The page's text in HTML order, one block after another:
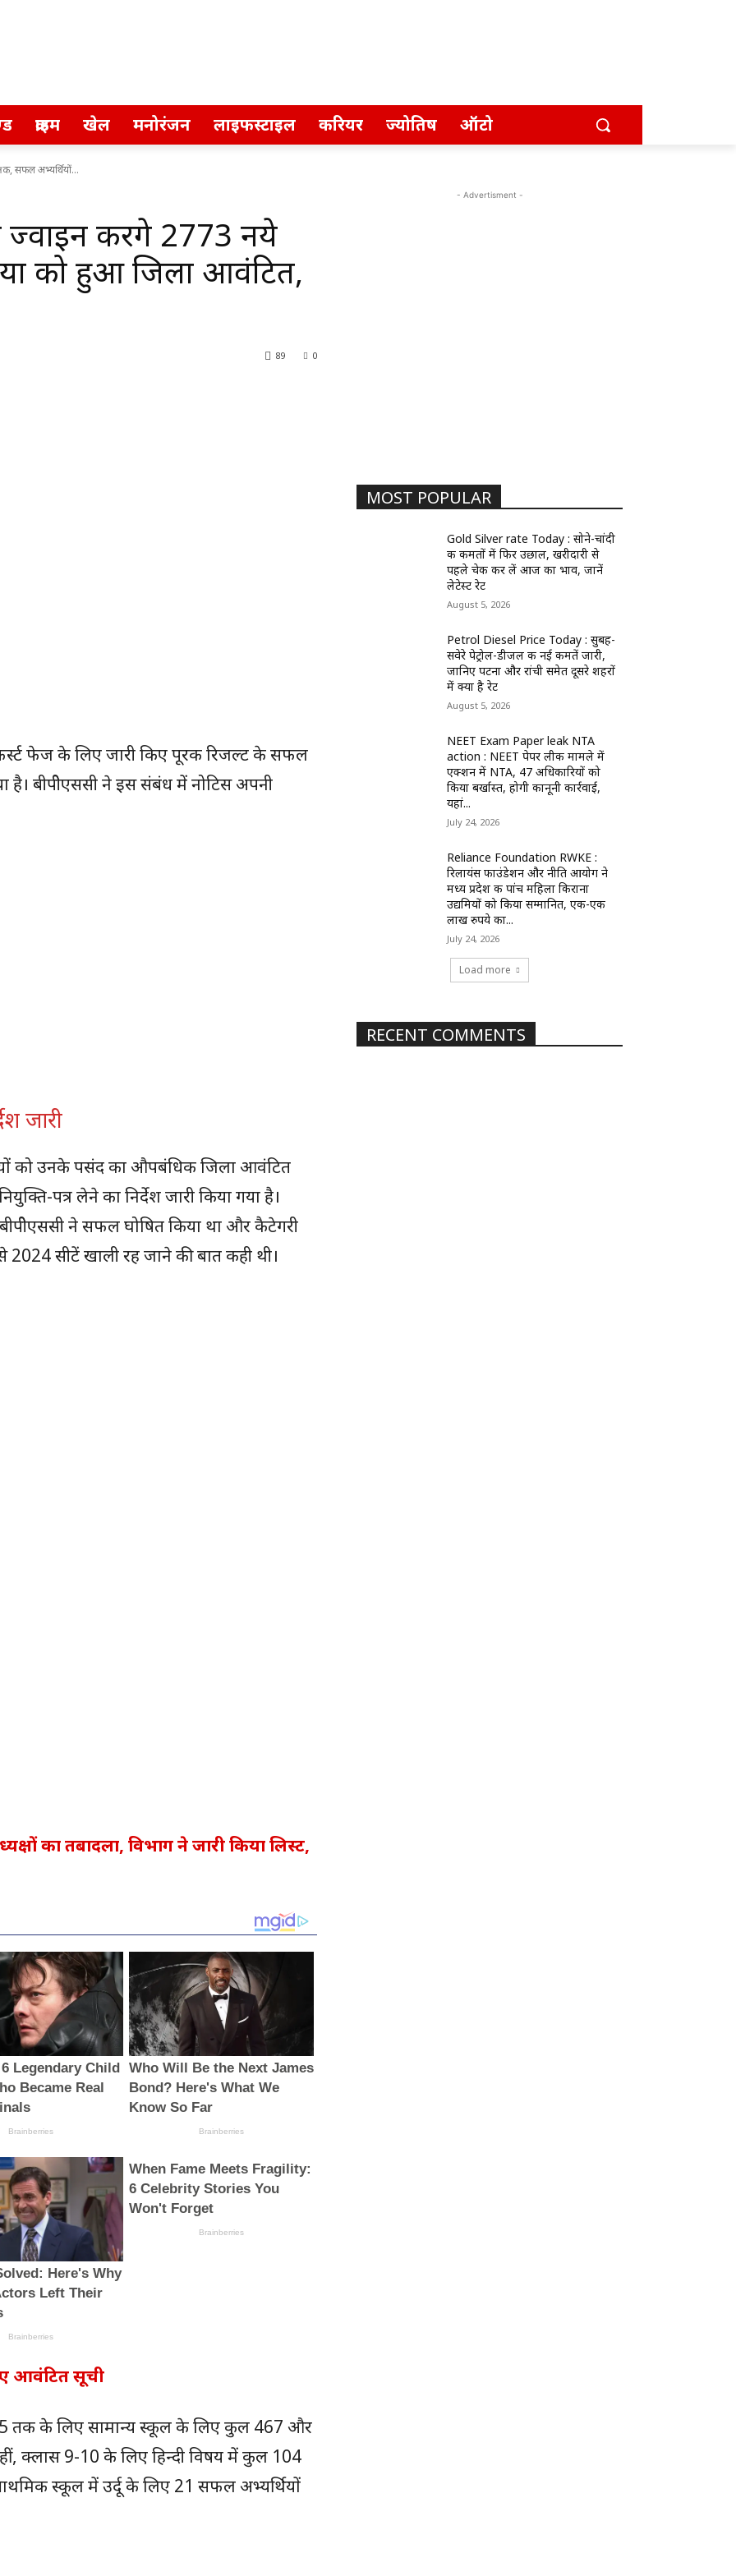
क्राइम खेल मनोरंजन लाइफस्टाइल करियर ज्योतिष ऑटो
सफल अभ्यर्थियों...
ज्वाइन करेंगे 2773 नये
को हुआ जिला आवंटित,
0
89
फर्स्ट फेज के लिए जारी किए पूरक रिजल्ट के सफल
है। बीपीेएससी ने इस संबंध में नोटिस अपनी
जारी
को उनके पसंद का औपबंधिक जिला आवंटित
पत्र लेने का निर्देश जारी किया गया है।
ने सफल घोषित किया था और कैटेगरी
2024 सीटें खाली रह जाने की बात कही थी।
का तबादला, विभाग ने जारी किया लिस्ट,
आवंटित सूची
तक के लिए सामान्य स्कूल के लिए कुल 467 और
क्लास 9-10 के लिए हिन्दी विषय में कुल 104
स्कूल में उर्दू के लिए 21 सफल अभ्यर्थियों
- Advertisment -
MOST POPULAR
Gold Silver rate Today : सोने-चांदी
की कीमतों में फिर उछाल, खरीदारी से
पहले चेक कर लें आज का भाव, जानें
लेटेस्ट रेट
August 5, 2026
Petrol Diesel Price Today : सुबह-
सवेरे पेट्रोल-डीजल की नई कीमतें जारी,
जानिए पटना और रांची समेत दूसरे शहरों
में क्या है रेट
August 5, 2026
NEET Exam Paper leak NTA
action : NEET पेपर लीक मामले में
एक्शन में NTA, 47 अधिकारियों को
किया बर्खास्त, होगी कानूनी कार्रवाई,
यहां...
July 24, 2026
Reliance Foundation RWKE :
रिलायंस फाउंडेशन और नीति आयोग ने
मध्य प्रदेश की पांच महिला किराना
उद्यमियों को किया सम्मानित, एक-एक
लाख रुपये का...
July 24, 2026
Load more
RECENT COMMENTS